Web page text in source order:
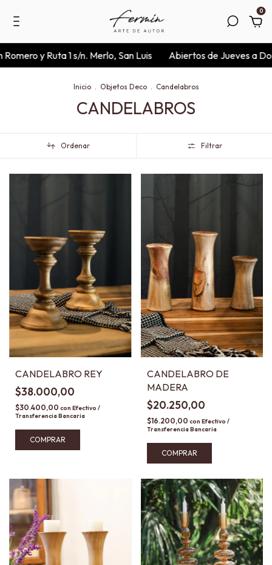
0
y Ruta 1 s/n. Merlo, San Luis Abiertos de Jueves a
Inicio . Objetos Deco . Candelabros
CANDELABROS
Ordenar Filtrar
CANDELABRO REY
$38.000,00
$30.400,00 con Efectivo /
Transferencia Bancaria
CANDELABRO DE
MADERA
$20.250,00
$16.200,00 con Efectivo /
Transferencia Bancaria
COMPRAR